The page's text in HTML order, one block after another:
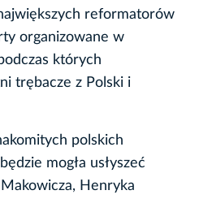
reformatorów
organizowane w
których
trębacze z Polski i
polskich
mogła usłyszeć
Henryka